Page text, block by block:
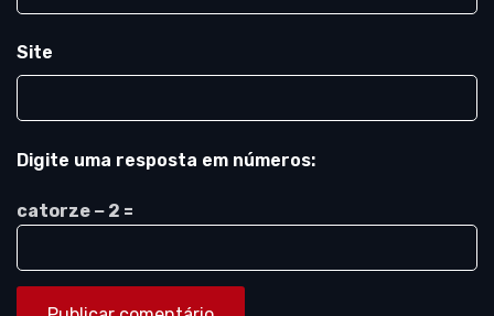
Site
Digite uma resposta em números:
catorze − 2 =